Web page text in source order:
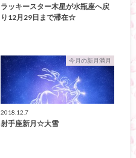
ラッキースター木星が水瓶座へ戻
り12月29日まで滞在☆
今月の新月満月
2018.12.7
射手座新月☆大雪